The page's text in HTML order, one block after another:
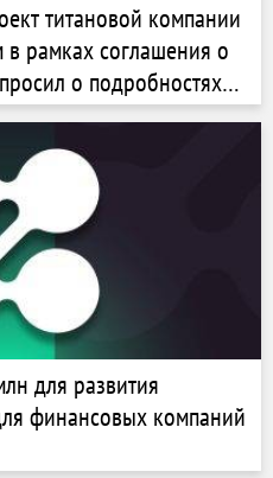
титановой компании
в рамках соглашения о
о подробностях
для развития
финансовых компаний